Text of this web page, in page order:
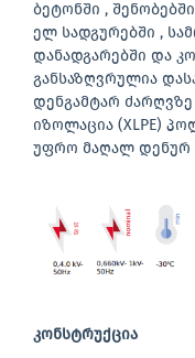
ბეტონში ,
ელ სადგურებში ,
დანადგარებში და
განსაზღვრულია
დენგამტარ ძარღვზე
იზოლაცია (XLPE)
უფრო მაღალ დენურ
კონსტრუქცია